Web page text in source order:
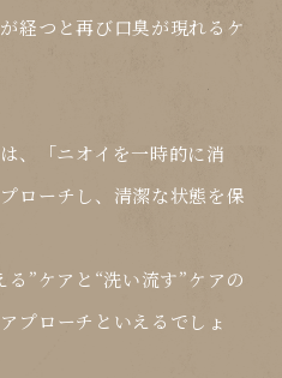
経つと再び口臭が現れる ケ
、「ニオイを一時的に消
ローチし、清潔な状態を保
る”ケアと“洗い流す”ケアの
プローチといえるでしょ